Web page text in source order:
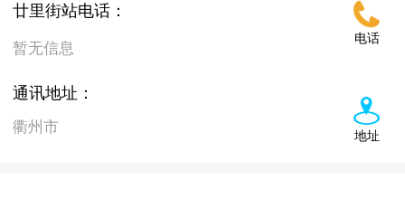
电话
廿里街站电话：
暂无信息
地址
通讯地址：
衢州市